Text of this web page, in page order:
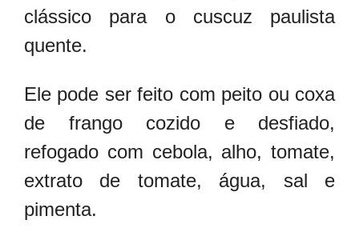
clássico para o cuscuz paulista
quente.
Ele pode ser feito com peito ou coxa
de frango cozido e desfiado,
refogado com cebola, alho, tomate,
extrato de tomate, água, sal e
pimenta.